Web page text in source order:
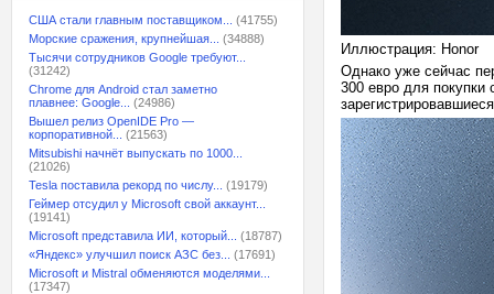
США стали главным поставщиком...
(41755)
Морские сражения, крупнейшая...
(34888)
Тысячи сотрудников Google требуют...
(31242)
Chrome для Android стал заметно
плавнее: Google...
(24986)
Вышел релиз OpenIDE Pro —
корпоративной...
(21563)
Mitsubishi начнёт выпускать по 1000...
(21026)
Tesla поставила рекорд по числу...
(19179)
Геймер отсудил у Microsoft свой аккаунт...
(19141)
Microsoft представила ИИ, который...
(18787)
«Яндекс» улучшил поиск АЗС без...
(17691)
Microsoft и Mistral обменяются моделями...
(17347)
Иллюстрация: Honor
Однако уже сейчас
300 евро для